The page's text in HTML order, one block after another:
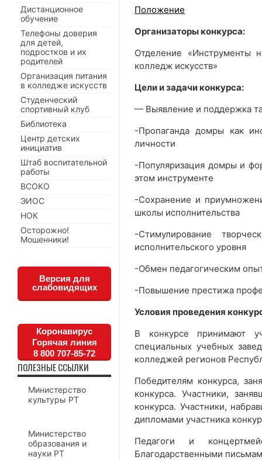
Положение
Организаторы конкурса:
Отделение «Инструменты
колледж искусств»
Цели и задачи конкурса:
— Выявление и поддержка
-Пропаганда домры как
личности
-Популяризация домры и
этом инструменте
-Сохранение и
школы исполнительства
-Стимулирование
исполнительского уровня
-Обмен педагогическим
-Повышение престижа
Условия проведения
В конкурсе принимают
специальных учебных
колледжей регионов
Победителям конкурса,
конкурса. Участники,
конкурса. Участники,
дипломами участника
Педагоги и
Благодарственными
Дистанционное
обучение
Телефоны доверия
для детей,
подростков и их
родителей
Организация питания
в колледже искусств
Студенческий
спортивный клуб
Библиотека
Центр детских
инициатив
Штаб воспитательной
работы
ВСОКО
ЭИОС
НОК
Осторожно!
Мошенники!
Версия для
слабовидящих
Коронавирус
Горячая линия
8 800 707-85-72
ПОЛЕЗНЫЕ ССЫЛКИ
Министерство
культуры РТ
Министерство
образования и
науки РТ